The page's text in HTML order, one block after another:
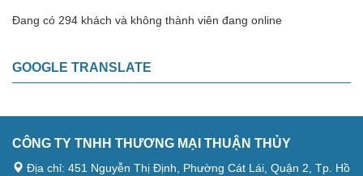
Đang có 294 khách và không thành viên đang online
GOOGLE TRANSLATE
CÔNG TY TNHH THƯƠNG MẠI THUẬN THỦY
Địa chỉ: 451 Nguyễn Thị Định, Phường Cát Lái, Quận 2, Tp. Hồ